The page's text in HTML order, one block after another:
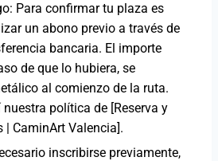
Para confirmar tu plaza es
un abono previo a través de
bancaria. El importe
de que lo hubiera, se
al comienzo de la ruta.
política de [Reserva y
| CaminArt Valencia].
inscribirse previamente,